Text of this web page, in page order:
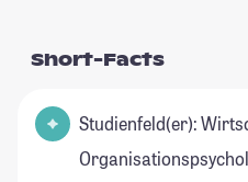
Short-Facts
Studienfeld(er):